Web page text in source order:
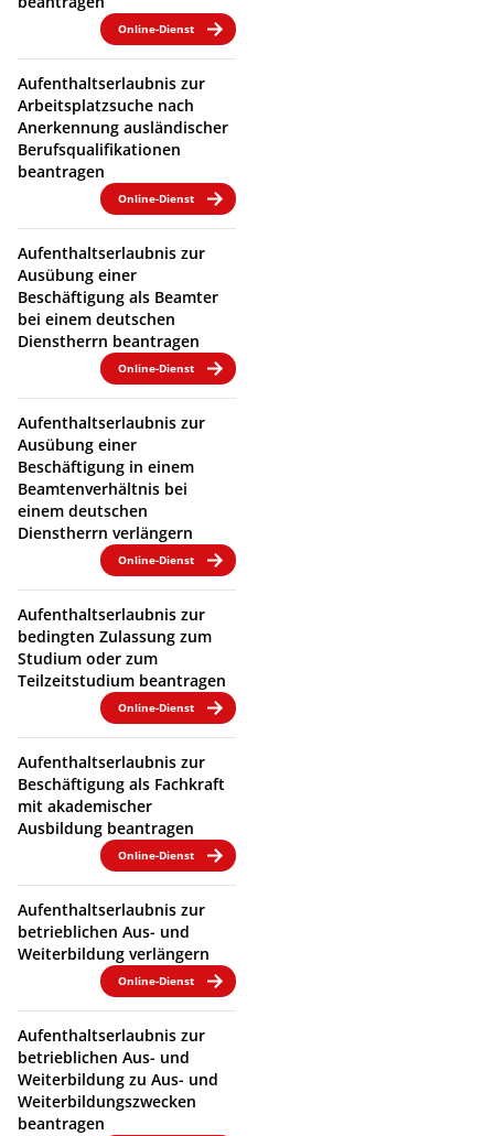
Online-Dienst
Aufenthaltserlaubnis zur
Arbeitsplatzsuche nach
Anerkennung ausländischer
Berufsqualifikationen
beantragen
Online-Dienst
Aufenthaltserlaubnis zur
Ausübung einer
Beschäftigung als Beamter
bei einem deutschen
Dienstherrn beantragen
Online-Dienst
Aufenthaltserlaubnis zur
Ausübung einer
Beschäftigung in einem
Beamtenverhältnis bei
einem deutschen
Dienstherrn verlängern
Online-Dienst
Aufenthaltserlaubnis zur
bedingten Zulassung zum
Studium oder zum
Teilzeitstudium beantragen
Online-Dienst
Aufenthaltserlaubnis zur
Beschäftigung als Fachkraft
mit akademischer
Ausbildung beantragen
Online-Dienst
Aufenthaltserlaubnis zur
betrieblichen Aus- und
Weiterbildung verlängern
Online-Dienst
Aufenthaltserlaubnis zur
betrieblichen Aus- und
Weiterbildung zu Aus- und
Weiterbildungszwecken
beantragen